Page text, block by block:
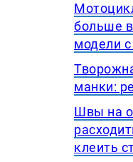
больше
модели
манки:
Швы на
клеить